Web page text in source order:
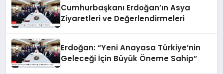
Cumhurbaşkanı Erdoğan’ın Asya
Ziyaretleri ve Değerlendirmeleri
Erdoğan: “Yeni Anayasa Türkiye’nin
Geleceği İçin Büyük Öneme Sahip”